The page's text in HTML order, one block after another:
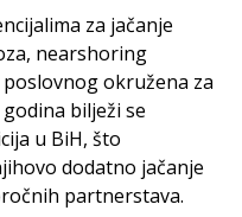
za jačanje
nearshoring
okružena za
bilježi se
u BiH, što
dodatno jačanje
partnerstava.